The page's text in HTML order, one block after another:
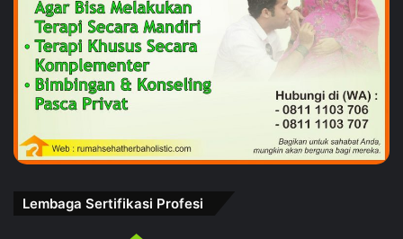
Lembaga Sertifikasi Profesi